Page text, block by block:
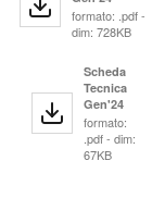
formato: .pdf -
dim: 728KB
Scheda
Tecnica
Gen'24
formato:
.pdf - dim:
67KB